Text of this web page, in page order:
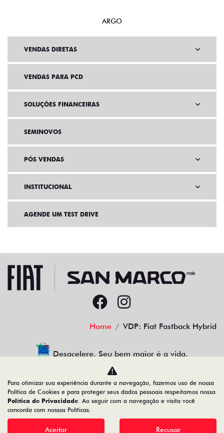
ARGO
VENDAS DIRETAS
VENDAS PARA PCD
SOLUÇÕES FINANCEIRAS
SEMINOVOS
PÓS VENDAS
INSTITUCIONAL
AGENDE UM TEST DRIVE
Home VDP: Fiat Fastback Hybrid
Desacelere. Seu bem maior é a vida.
22.204.101/0001-17
Para otimizar sua experiência durante a navegação, fazemos uso de nossa
Política de Cookies e para proteger seus dados pessoais respeitamos nossa
Política de Privacidade. Ao seguir com a navegação e visita você
concorda com nossas Políticas.
Aceitar Recusar